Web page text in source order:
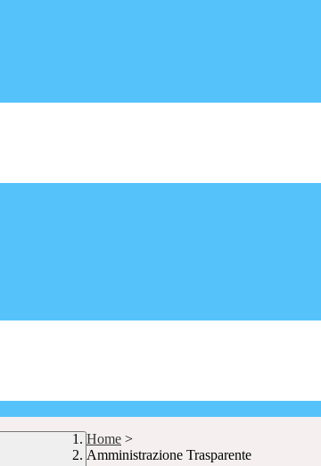
Home >
Amministrazione Trasparente